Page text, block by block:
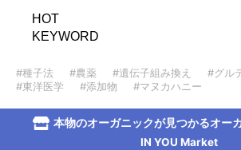
HOT
KEYWORD
#種子法 #農薬 #遺伝子組み換え
#グル
#東洋医学
#添加物 #マヌカハニー
本物のオーガニックが見つかるオー
IN YOU Market